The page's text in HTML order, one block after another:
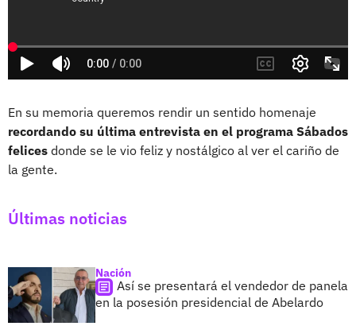
En su memoria queremos rendir un sentido homenaje
recordando su última entrevista en el programa Sábados
felices donde se le vio feliz y nostálgico al ver el cariño de
la gente.
Últimas noticias
Nación
Así se presentará el vendedor de panela
en la posesión presidencial de Abelardo